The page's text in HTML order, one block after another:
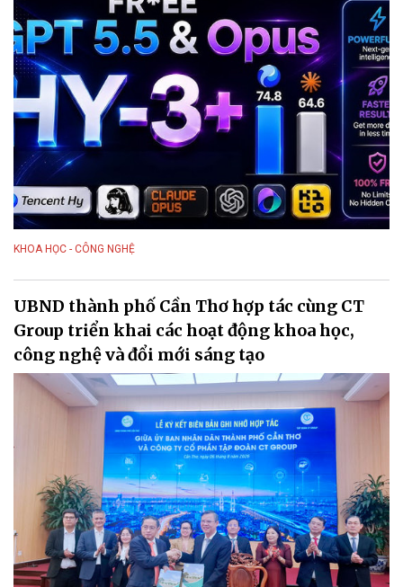
KHOA HỌC - CÔNG NGHỆ
UBND thành phố Cần Thơ hợp tác cùng CT
Group triển khai các hoạt động khoa học,
công nghệ và đổi mới sáng tạo